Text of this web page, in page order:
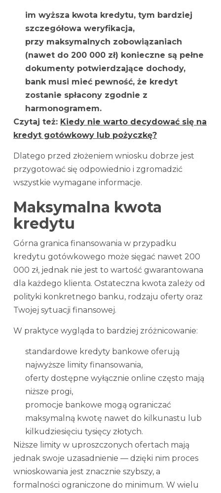
im wyższa kwota kredytu, tym bardziej
szczegółowa weryfikacja,
przy maksymalnych zobowiązaniach
(nawet do 200 000 zł) konieczne są pełne
dokumenty potwierdzające dochody,
bank musi mieć pewność, że kredyt
zostanie spłacony zgodnie z
harmonogramem.
Czytaj też: Kiedy nie warto decydować się na
kredyt gotówkowy lub pożyczkę?
Dlatego przed złożeniem wniosku dobrze jest
przygotować się odpowiednio i zgromadzić
wszystkie wymagane informacje.
Maksymalna kwota
kredytu
Górna granica finansowania w przypadku
kredytu gotówkowego może sięgać nawet 200
000 zł, jednak nie jest to wartość gwarantowana
dla każdego klienta. Ostateczna kwota zależy od
polityki konkretnego banku, rodzaju oferty oraz
Twojej sytuacji finansowej.
W praktyce wygląda to bardziej zróżnicowanie:
standardowe kredyty bankowe oferują
najwyższe limity finansowania,
oferty dostępne wyłącznie online często mają
niższe progi,
promocje bankowe mogą ograniczać
maksymalną kwotę nawet do kilkunastu lub
kilkudziesięciu tysięcy złotych.
Niższe limity w uproszczonych ofertach mają
jednak swoje uzasadnienie — dzięki nim proces
wnioskowania jest znacznie szybszy, a
formalności ograniczone do minimum. W wielu